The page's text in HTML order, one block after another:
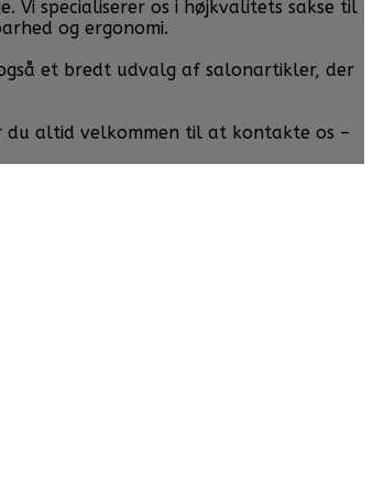
Vi specialiserer os i højkvalitets sakse til
og ergonomi.
et bredt udvalg af salonartikler, der
du altid velkommen til at kontakte os –